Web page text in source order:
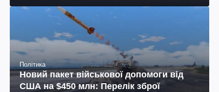
Політика
Новий пакет військової допомоги від
США на $450 млн: Перелік зброї